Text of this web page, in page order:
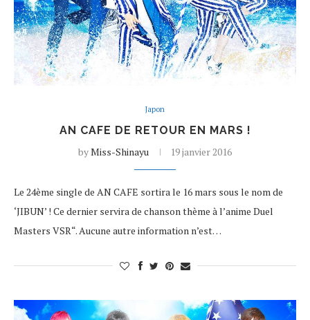
Japon
AN CAFE DE RETOUR EN MARS !
byMiss-Shinayu 19 janvier 2016
Le 24ème single de AN CAFE sortira le 16 mars sous le nom de
‘JIBUN’ ! Ce dernier servira de chanson thème à l’anime Duel
Masters VSR“. Aucune autre information n’est…